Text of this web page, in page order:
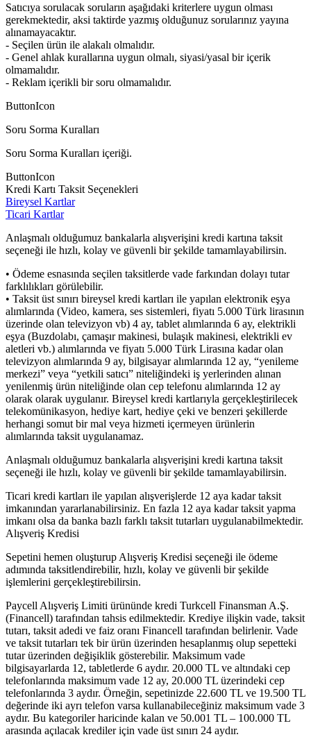
Satıcıya sorulacak soruların aşağıdaki kriterlere uygun olması
gerekmektedir, aksi taktirde yazmış olduğunuz sorularınız yayına
alınamayacaktır.
- Seçilen ürün ile alakalı olmalıdır.
- Genel ahlak kurallarına uygun olmalı, siyasi/yasal bir içerik
olmamalıdır.
- Reklam içerikli bir soru olmamalıdır.
ButtonIcon
Soru Sorma Kuralları
Soru Sorma Kuralları içeriği.
ButtonIcon
Kredi Kartı Taksit Seçenekleri
Bireysel Kartlar
Ticari Kartlar
Anlaşmalı olduğumuz bankalarla alışverişini kredi kartına taksit
seçeneği ile hızlı, kolay ve güvenli bir şekilde tamamlayabilirsin.
• Ödeme esnasında seçilen taksitlerde vade farkından dolayı tutar
farklılıkları görülebilir.
• Taksit üst sınırı bireysel kredi kartları ile yapılan elektronik eşya
alımlarında (Video, kamera, ses sistemleri, fiyatı 5.000 Türk lirasının
üzerinde olan televizyon vb) 4 ay, tablet alımlarında 6 ay, elektrikli
eşya (Buzdolabı, çamaşır makinesi, bulaşık makinesi, elektrikli ev
aletleri vb.) alımlarında ve fiyatı 5.000 Türk Lirasına kadar olan
televizyon alımlarında 9 ay, bilgisayar alımlarında 12 ay, “yenileme
merkezi” veya “yetkili satıcı” niteliğindeki iş yerlerinden alınan
yenilenmiş ürün niteliğinde olan cep telefonu alımlarında 12 ay
olarak olarak uygulanır. Bireysel kredi kartlarıyla gerçekleştirilecek
telekomünikasyon, hediye kart, hediye çeki ve benzeri şekillerde
herhangi somut bir mal veya hizmeti içermeyen ürünlerin
alımlarında taksit uygulanamaz.
Anlaşmalı olduğumuz bankalarla alışverişini kredi kartına taksit
seçeneği ile hızlı, kolay ve güvenli bir şekilde tamamlayabilirsin.
Ticari kredi kartları ile yapılan alışverişlerde 12 aya kadar taksit
imkanından yararlanabilirsiniz. En fazla 12 aya kadar taksit yapma
imkanı olsa da banka bazlı farklı taksit tutarları uygulanabilmektedir.
Alışveriş Kredisi
Sepetini hemen oluşturup Alışveriş Kredisi seçeneği ile ödeme
adımında taksitlendirebilir, hızlı, kolay ve güvenli bir şekilde
işlemlerini gerçekleştirebilirsin.
Paycell Alışveriş Limiti ürününde kredi Turkcell Finansman A.Ş.
(Financell) tarafından tahsis edilmektedir. Krediye ilişkin vade, taksit
tutarı, taksit adedi ve faiz oranı Financell tarafından belirlenir. Vade
ve taksit tutarları tek bir ürün üzerinden hesaplanmış olup sepetteki
tutar üzerinden değişiklik gösterebilir. Maksimum vade
bilgisayarlarda 12, tabletlerde 6 aydır. 20.000 TL ve altındaki cep
telefonlarında maksimum vade 12 ay, 20.000 TL üzerindeki cep
telefonlarında 3 aydır. Örneğin, sepetinizde 22.600 TL ve 19.500 TL
değerinde iki ayrı telefon varsa kullanabileceğiniz maksimum vade 3
aydır. Bu kategoriler haricinde kalan ve 50.001 TL – 100.000 TL
arasında açılacak krediler için vade üst sınırı 24 aydır.